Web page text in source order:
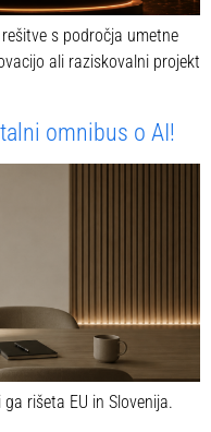
s področja umetne
ali raziskovalni projekt
omnibus o AI!
rišeta EU in Slovenija.